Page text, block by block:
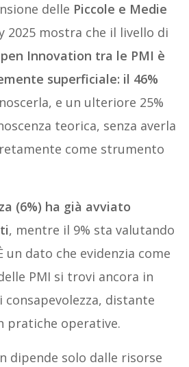
delle Piccole e Medie
2025 mostra che il livello di
Innovation tra le PMI è
superficiale: il 46%
e un ulteriore 25%
teorica, senza averla
come strumento
(6%) ha già avviato
, mentre il 9% sta valutando
un dato che evidenzia come
PMI si trovi ancora in
consapevolezza, distante
pratiche operative.
dipende solo dalle risorse